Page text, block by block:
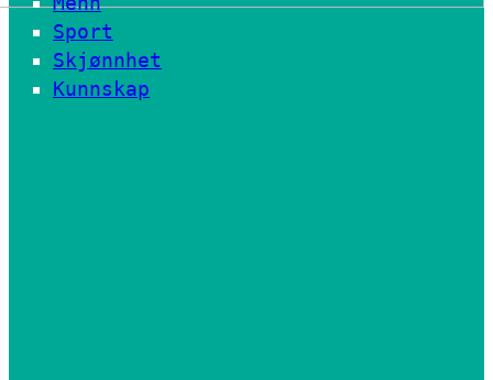
Sport
Skjønnhet
Kunnskap